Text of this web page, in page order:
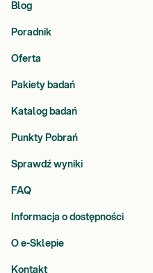
Blog
Poradnik
Oferta
Pakiety badań
Katalog badań
Punkty Pobrań
Sprawdź wyniki
FAQ
Informacja o dostępności
O e-Sklepie
Kontakt